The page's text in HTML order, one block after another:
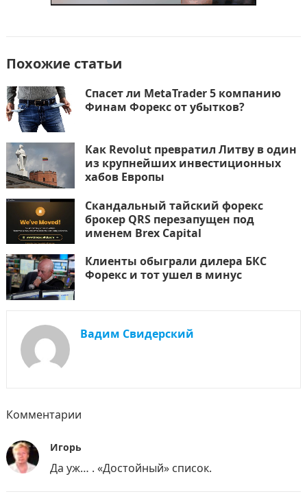
Похожие статьи
Спасет ли MetaTrader 5 компанию
Финам Форекс от убытков?
Как Revolut превратил Литву в один
из крупнейших инвестиционных
хабов Европы
Скандальный тайский форекс
брокер QRS перезапущен под
именем Brex Capital
Клиенты обыграли дилера БКС
Форекс и тот ушел в минус
Вадим Свидерский
Комментарии
Игорь
Да уж… . «Достойный» список.